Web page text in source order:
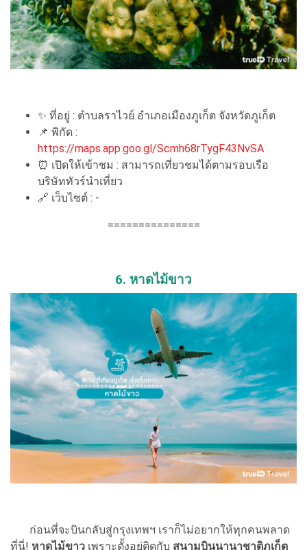
✨ ที่อยู่ : ตำบลราไวย์ อำเภอเมืองภูเก็ต จังหวัดภูเก็ต
📌 พิกัด :
https://maps.app.goo.gl/Scmh68rTygF43NvSA
⏰ เปิดให้เข้าชม : สามารถเที่ยวชมได้ตามรอบเรือ
บริษัททัวร์นำเที่ยว
🔗 เว็บไซต์ : -
===============
6. หาดไม้ขาว
ก่อนที่จะบินกลับสู่กรุงเทพฯ เราก็ไม่อยากให้ทุกคนพลาด
ที่นี่! หาดไม้ขาว เพราะตั้งอยู่ติดกับ สนามบินนานาชาติภูเก็ต